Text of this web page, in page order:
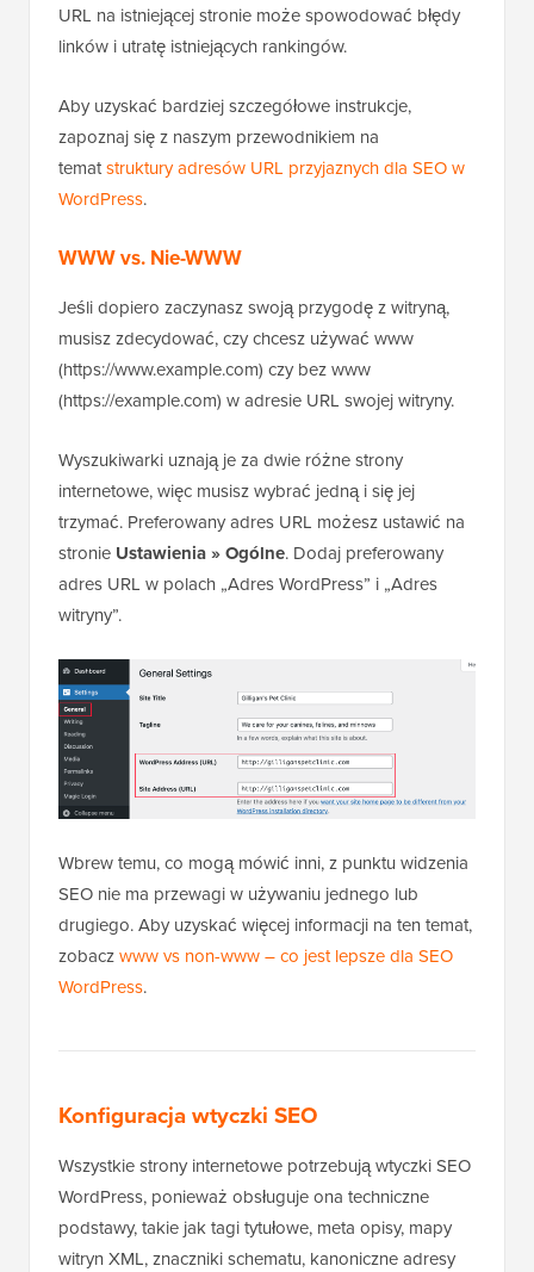
URL na istniejącej stronie może spowodować błędy
linków i utratę istniejących rankingów.
Aby uzyskać bardziej szczegółowe instrukcje,
zapoznaj się z naszym przewodnikiem na
tematstruktury adresów URL przyjaznych dla SEO w
WordPress.
WWW vs. Nie-WWW
Jeśli dopiero zaczynasz swoją przygodę z witryną,
musisz zdecydować, czy chcesz używać www
(https://www.example.com) czy bez www
(https://example.com) w adresie URL swojej witryny.
Wyszukiwarki uznają je za dwie różne strony
internetowe, więc musisz wybrać jedną i się jej
trzymać. Preferowany adres URL możesz ustawić na
stronie Ustawienia » Ogólne. Dodaj preferowany
adres URL w polach „Adres WordPress” i „Adres
witryny”.
Wbrew temu, co mogą mówić inni, z punktu widzenia
SEO nie ma przewagi w używaniu jednego lub
drugiego. Aby uzyskać więcej informacji na ten temat,
zobaczwww vs non-www – co jest lepsze dla SEO
WordPress.
Konfiguracja wtyczki SEO
Wszystkie strony internetowe potrzebują wtyczki SEO
WordPress, ponieważ obsługuje ona techniczne
podstawy, takie jak tagi tytułowe, meta opisy, mapy
witryn XML, znaczniki schematu, kanoniczne adresy